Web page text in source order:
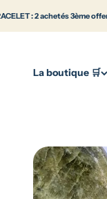
3ème offert !
La boutique 🛒